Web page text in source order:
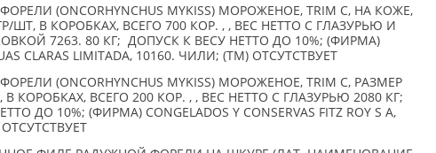
(ONCORHYNCHUS MYKISS) МОРОЖЕНОЕ, TRIM C, НА КОЖЕ,
ШТ, В КОРОБКАХ, ВСЕГО 700 КОР. , , ВЕС НЕТТО С ГЛАЗУРЬЮ И
7263. 80 КГ; ДОПУСК К ВЕСУ НЕТТО ДО 10%; (ФИРМА)
CLARAS LIMITADA, 10160. ЧИЛИ; (TM) ОТСУТСТВУЕТ
(ONCORHYNCHUS MYKISS) МОРОЖЕНОЕ, TRIM C, РАЗМЕР
В КОРОБКАХ, ВСЕГО 200 КОР. , , ВЕС НЕТТО С ГЛАЗУРЬЮ 2080 КГ;
ДО 10%; (ФИРМА) CONGELADOS Y CONSERVAS FITZ ROY S A,